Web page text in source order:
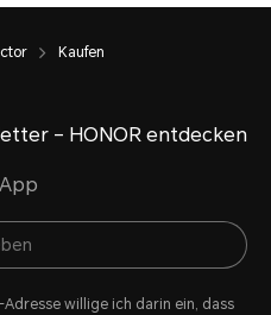
Kaufen
– HONOR entdecken
willige ich darin ein, dass